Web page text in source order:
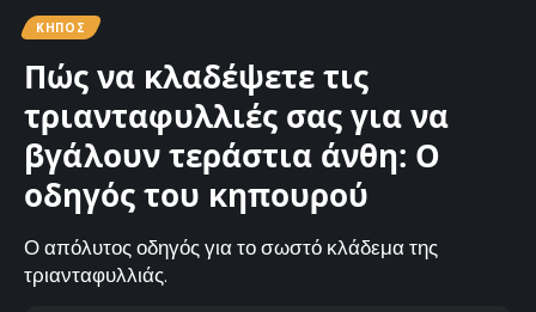
ΚΉΠΟΣ
Πώς να κλαδέψετε τις
τριανταφυλλιές σας για να
βγάλουν τεράστια άνθη: Ο
οδηγός του κηπουρού
Ο απόλυτος οδηγός για το σωστό κλάδεμα της
τριανταφυλλιάς.